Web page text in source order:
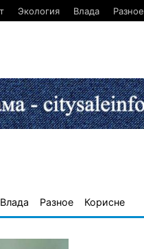
Экология Влада Разное
Влада Разное Корисне